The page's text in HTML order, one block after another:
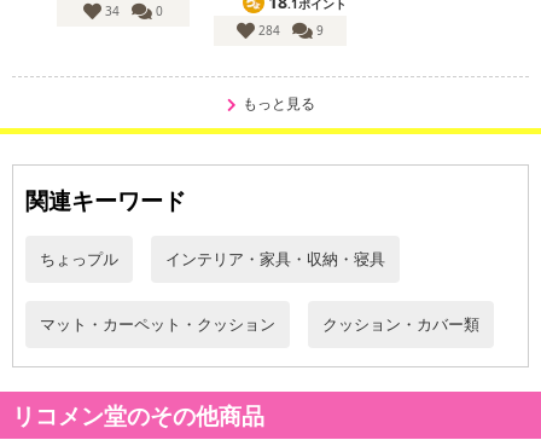
商品到着時点でのお日持ち期間は、配送日数などにより異なります
※お申込み後のキャンセルはお受けできません。
記載されている内容を必ずご確認いただき、お届けする商品セット
にご納得いただきましたうえでお申し込みください。
参考の掲載画像や画像内のバーコードなど、お届け商品と多少異な
了により、商品詳細内に記載の原産国・原材料の表記が旧表記の場
合がございます。
あらかじめご了承いただいた上でお申込みください。なお、本理由
によるお申込み後のキャンセル・返品交換は対応いたしかねます。
34 0
.1ポイント
284
9
もっと見る
関連キーワード
ちょっプル インテリア・家具・収納・寝具
マット・カーペット・クッション クッション・カバー類
リコメン堂のその他商品